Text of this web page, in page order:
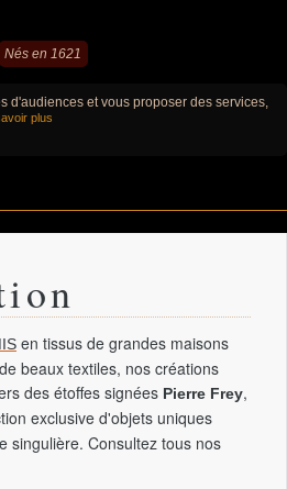
Nés en 1621
d'audiences et vous proposer des services,
plus
en tissus de grandes maisons
beaux textiles, nos créations
des étoffes signées Pierre Frey,
exclusive d'objets uniques
singulière. Consultez tous nos